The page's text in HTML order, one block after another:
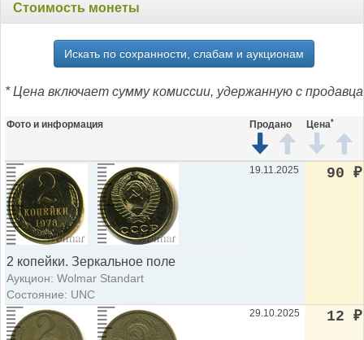
Стоимость монеты
Искать по сохранности, слабам и аукционам
* Цена включает сумму комиссии, удержанную с продавца
Фото и информация Продано Цена*
2 копейки. Зеркальное поле
Аукцион: Wolmar Standart
Состояние: UNC
19.11.2025 90 ₽
29.10.2025 12 ₽